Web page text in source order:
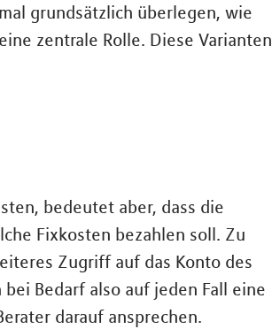
grundsätzlich überlegen, wie
zentrale Rolle. Diese Varianten
bedeutet aber, dass die
Fixkosten bezahlen soll. Zu
Zugriff auf das Konto des
Bedarf also auf jeden Fall eine
darauf ansprechen.